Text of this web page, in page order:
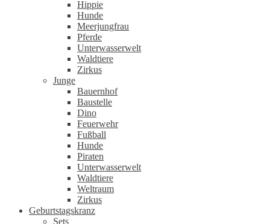
Hippie
Hunde
Meerjungfrau
Pferde
Unterwasserwelt
Waldtiere
Zirkus
Junge
Bauernhof
Baustelle
Dino
Feuerwehr
Fußball
Hunde
Piraten
Unterwasserwelt
Waldtiere
Weltraum
Zirkus
Geburtstagskranz
Sets